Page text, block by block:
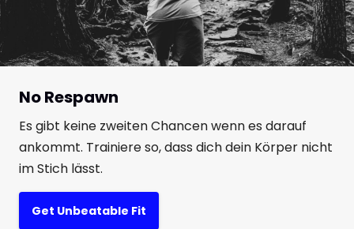
No Respawn
Es gibt keine zweiten Chancen wenn es darauf
ankommt. Trainiere so, dass dich dein Körper nicht
im Stich lässt.
Get Unbeatable Fit